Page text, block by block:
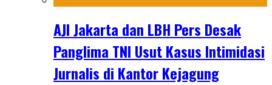
AJI Jakarta dan LBH Pers Desak
Panglima TNI Usut Kasus Intimidasi
Jurnalis di Kantor Kejagung